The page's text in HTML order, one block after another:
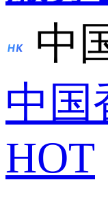
中
中国
HOT